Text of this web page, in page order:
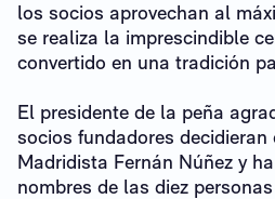
los socios aprovechan al
se realiza la imprescindible
convertido en una tradición
El presidente de la peña
socios fundadores decidieran
Madridista Fernán Núñez y
nombres de las diez